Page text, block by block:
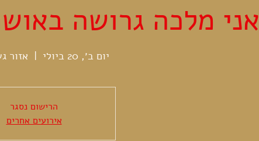
אני מלכה גרושה
יום ב׳, 20 ביולי
  |
אזור
הרישום נסגר
אירועים אחרים